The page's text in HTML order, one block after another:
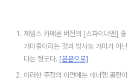
제임스 카메론 버전의 [스파이더맨]
거미줄이라는 것과 방사능 거미가 아
다는 정도다. [본문으로]
이러한 주장의 이면에는 매너햄 골란